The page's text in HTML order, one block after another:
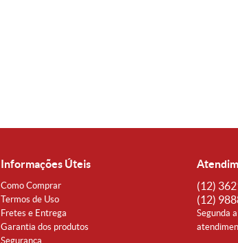
Informações Úteis
Como Comprar
Termos de Uso
Fretes e Entrega
Garantia dos produtos
Segurança
(12)
(12)
Segunda